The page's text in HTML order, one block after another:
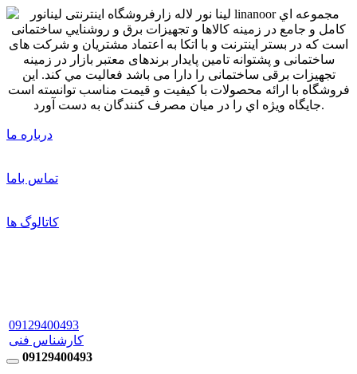
درباره ما
تماس باما
کاتالوگ ها
09129400493
کارشناس فنی
09129400493